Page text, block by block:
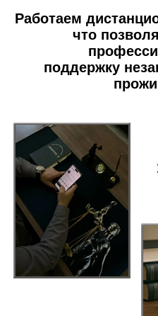
Работаем
что
поддержку